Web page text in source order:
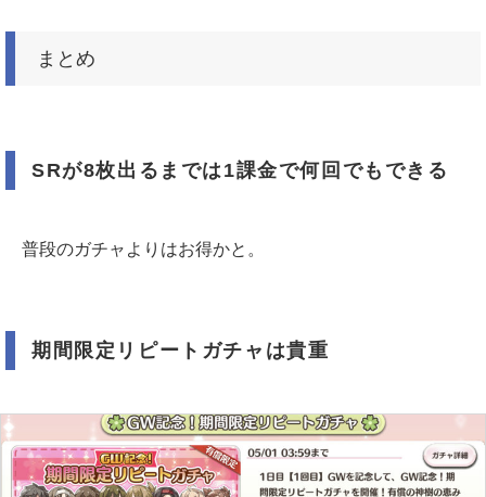
まとめ
SRが8枚出るまでは1課金で何回でもできる
普段のガチャよりはお得かと。
期間限定リピートガチャは貴重